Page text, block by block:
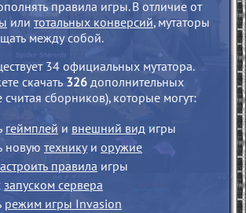
правила игры. В отличие от
или тотальных конверсий, мутаторы
между собой.
34 официальных мутатора.
скачать 326 дополнительных
считая сборников), которые могут:
геймплей и внешний вид игры
новую техникуи оружие
правила игры
запуском сервера
режим игры Invasion